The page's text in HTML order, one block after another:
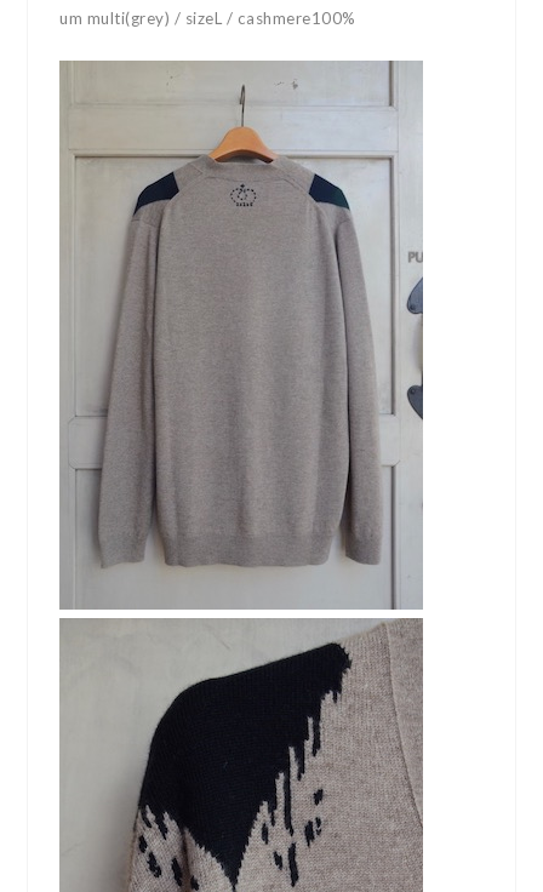
um multi(grey) / sizeL / cashmere100%